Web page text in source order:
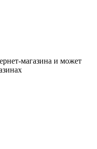
магазина и может